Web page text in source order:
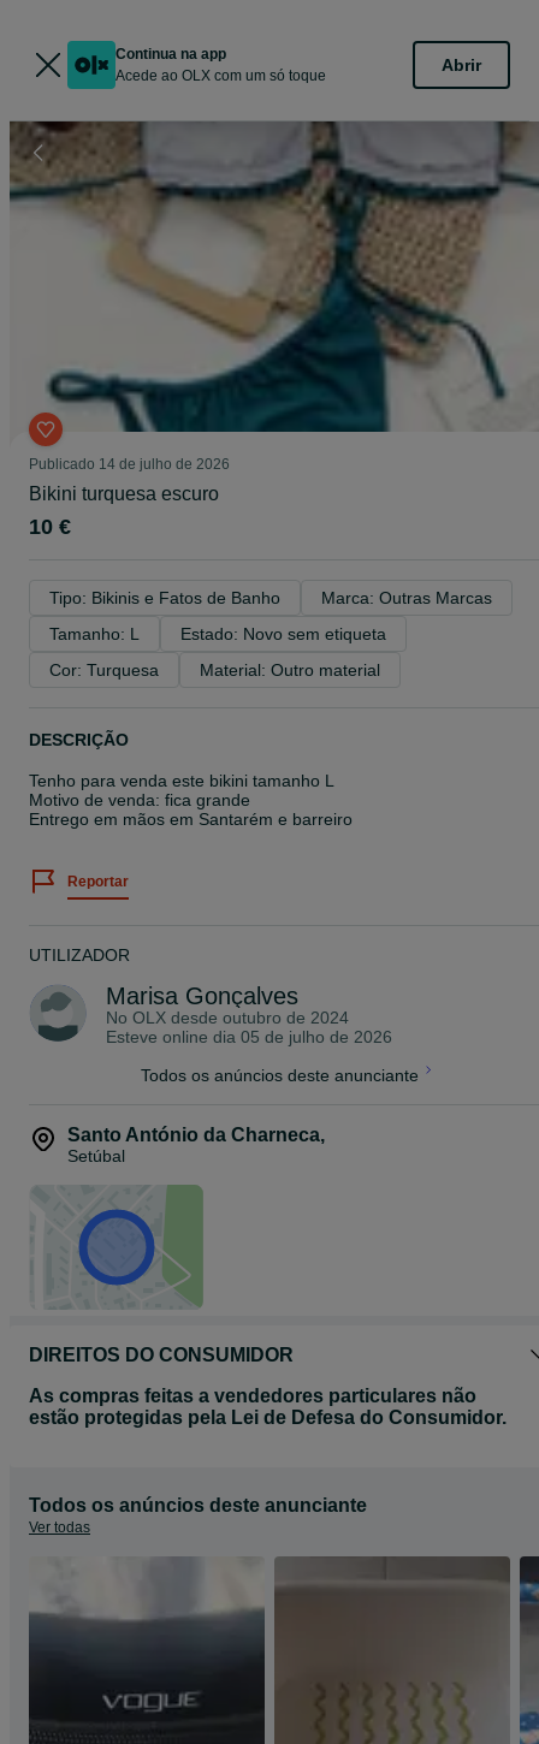
Continua na app
Acede ao OLX com um só toque
Abrir
Publicado 14 de julho de 2026
Bikini turquesa escuro
10 €
Tipo: Bikinis e Fatos de Banho
Marca: Outras Marcas
Tamanho: L
Estado: Novo sem etiqueta
Cor: Turquesa
Material: Outro material
DESCRIÇÃO
Tenho para venda este bikini tamanho L
Motivo de venda: fica grande
Entrego em mãos em Santarém e barreiro
Reportar
UTILIZADOR
Marisa Gonçalves
No OLX desde outubro de 2024
Esteve online dia 05 de julho de 2026
Todos os anúncios deste anunciante
Santo António da Charneca,
Setúbal
DIREITOS DO CONSUMIDOR
As compras feitas a vendedores particulares não
estão protegidas pela Lei de Defesa do Consumidor.
Todos os anúncios deste anunciante
Ver todas